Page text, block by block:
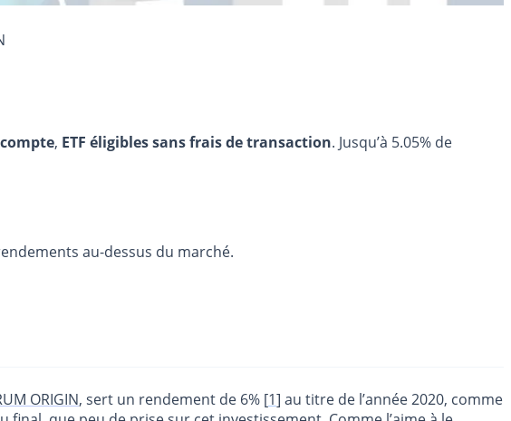
, ETF éligibles sans frais de transaction. Jusqu’à 5.05% de
au-dessus du marché.
ORIGIN, sert un rendement de 6% [1] au titre de l’année 2020, comme